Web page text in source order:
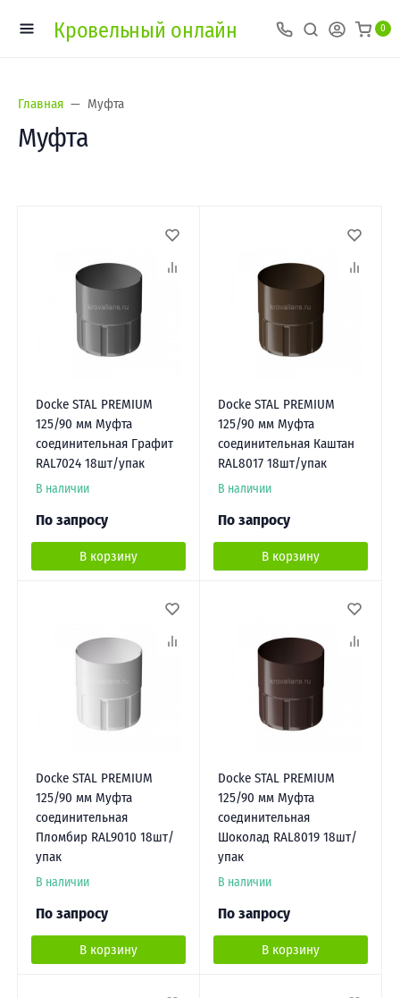
Кровельный онлайн 0
Главная Муфта
Муфта
Docke STAL PREMIUM
125/90 мм Муфта
соединительная Графит
RAL7024 18шт/упак
В наличии
По запросу
В корзину
Docke STAL PREMIUM
125/90 мм Муфта
соединительная Каштан
RAL8017 18шт/упак
В наличии
По запросу
В корзину
Docke STAL PREMIUM
125/90 мм Муфта
соединительная
Пломбир RAL9010 18шт/
упак
В наличии
По запросу
В корзину
Docke STAL PREMIUM
125/90 мм Муфта
соединительная
Шоколад RAL8019 18шт/
упак
В наличии
По запросу
В корзину